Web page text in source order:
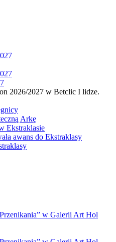
2026/2027 w Betclic I lidze.
Arkę
Ekstraklasie
awans do Ekstraklasy